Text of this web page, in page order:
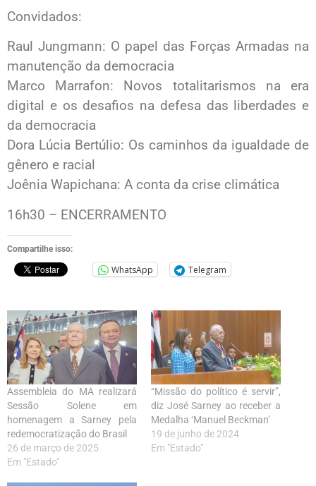
Convidados:
Raul Jungmann: O papel das Forças Armadas na
manutenção da democracia
Marco Marrafon: Novos totalitarismos na era
digital e os desafios na defesa das liberdades e
da democracia
Dora Lúcia Bertúlio: Os caminhos da igualdade de
gênero e racial
Joênia Wapichana: A conta da crise climática
16h30 – ENCERRAMENTO
Compartilhe isso:
WhatsApp Telegram
Assembleia do MA realizará
Sessão Solene em
homenagem a Sarney pela
redemocratização do Brasil
26 de março de 2025
Em "Estado"
“Missão do político é servir”,
diz José Sarney ao receber a
Medalha ‘Manuel Beckman’
19 de junho de 2024
Em "Estado"